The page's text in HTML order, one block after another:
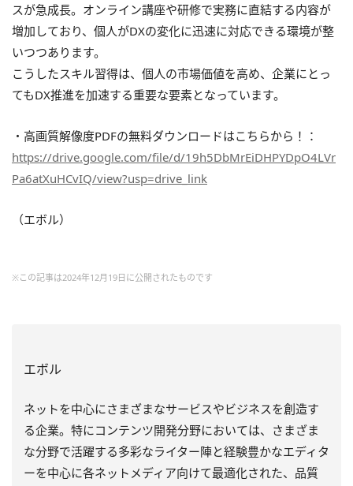
スが急成長。オンライン講座や研修で実務に直結する内容が
増加しており、個人がDXの変化に迅速に対応できる環境が整
いつつあります。
こうしたスキル習得は、個人の市場価値を高め、企業にとっ
てもDX推進を加速する重要な要素となっています。
・高画質解像度PDFの無料ダウンロードはこちらから！：
https://drive.google.com/file/d/19h5DbMrEiDHPYDpO4LVr
Pa6atXuHCvIQ/view?usp=drive_link
（エボル）
※この記事は2024年12月19日に公開されたものです
エボル
ネットを中心にさまざまなサービスやビジネスを創造す
る企業。特にコンテンツ開発分野においては、さまざま
な分野で活躍する多彩なライター陣と経験豊かなエディタ
ーを中心に各ネットメディア向けて最適化された、品質